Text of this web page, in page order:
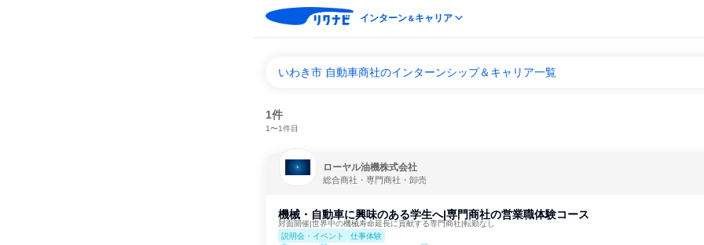
インターン＆キャリア
いわき市 自動車商社のインターンシップ＆キャリア一覧
1件
1〜1件目
ローヤル油機株式会社
総合商社・専門商社・卸売
機械・自動車に興味のある学生へ|専門商社の営業職体験コース
対面開催|世界中の機械寿命延長に貢献する専門商社|転勤なし
説明会・イベント
仕事体験